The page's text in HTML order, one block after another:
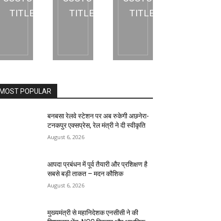
TITLE
TITLE
TITLE
POPULAR
बनबसा रेलवे स्टेशन पर अब रुकेगी अछनेरा-
टनकपुर एक्सप्रेस, रेल मंत्री ने दी स्वीकृति
August 6, 2026
आपदा प्रबंधन में पूर्व तैयारी और प्रशिक्षण है
सबसे बड़ी ताकत – मदन कौशिक
August 6, 2026
मुख्यमंत्री से महानिदेशक एनसीसी ने की